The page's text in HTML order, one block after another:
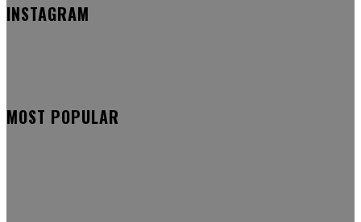
INSTAGRAM
MOST POPULAR